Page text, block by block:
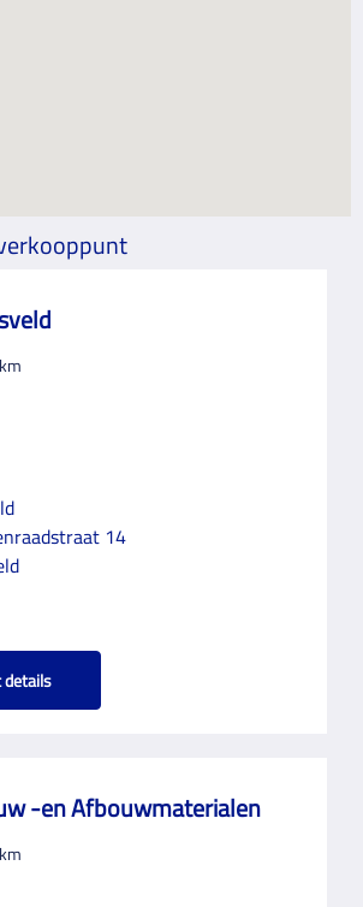
km
14
details
-en Afbouwmaterialen
km